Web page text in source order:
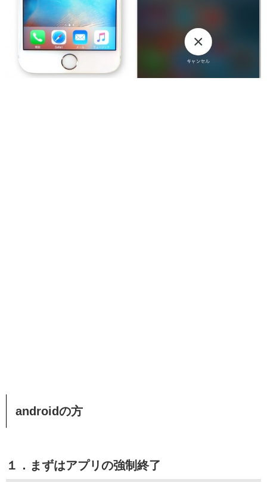
androidの方
１．まずはアプリの強制終了